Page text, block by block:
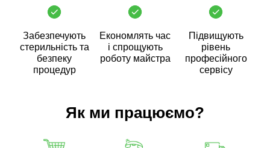
Забезпечують
стерильність та
безпеку
процедур
Економлять час
і спрощують
роботу майстра
Підвищують
рівень
професійного
сервісу
Як ми працюємо?